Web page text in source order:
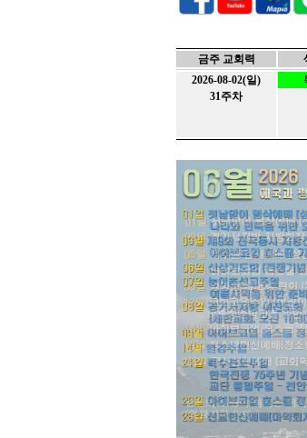
금주 교회력
2026-08-02(일)
31주차
No. 글제목
10
[아하브코
9
[아하브코
8
[홈스쿨링
7
[홈스쿨링
6
[홈스쿨링
5
[아하브코
4
[홈스쿨링
[아하브코
2
성경적부
성경적부